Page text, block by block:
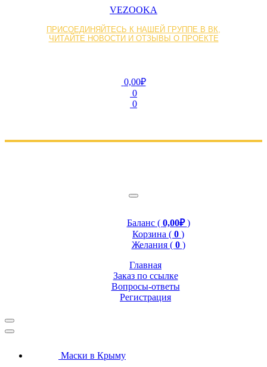
VEZOOKA
ПРИСОЕДИНЯЙТЕСЬ К НАШЕЙ ГРУППЕ В ВК,
ЧИТАЙТЕ НОВОСТИ И ОТЗЫВЫ О ПРОЕКТЕ
0,00₽
0
0
Баланс ( 0,00₽)
Корзина ( 0 )
Желания ( 0 )
Главная
Заказ по ссылке
Вопросы-ответы
Регистрация
Маски в Крыму